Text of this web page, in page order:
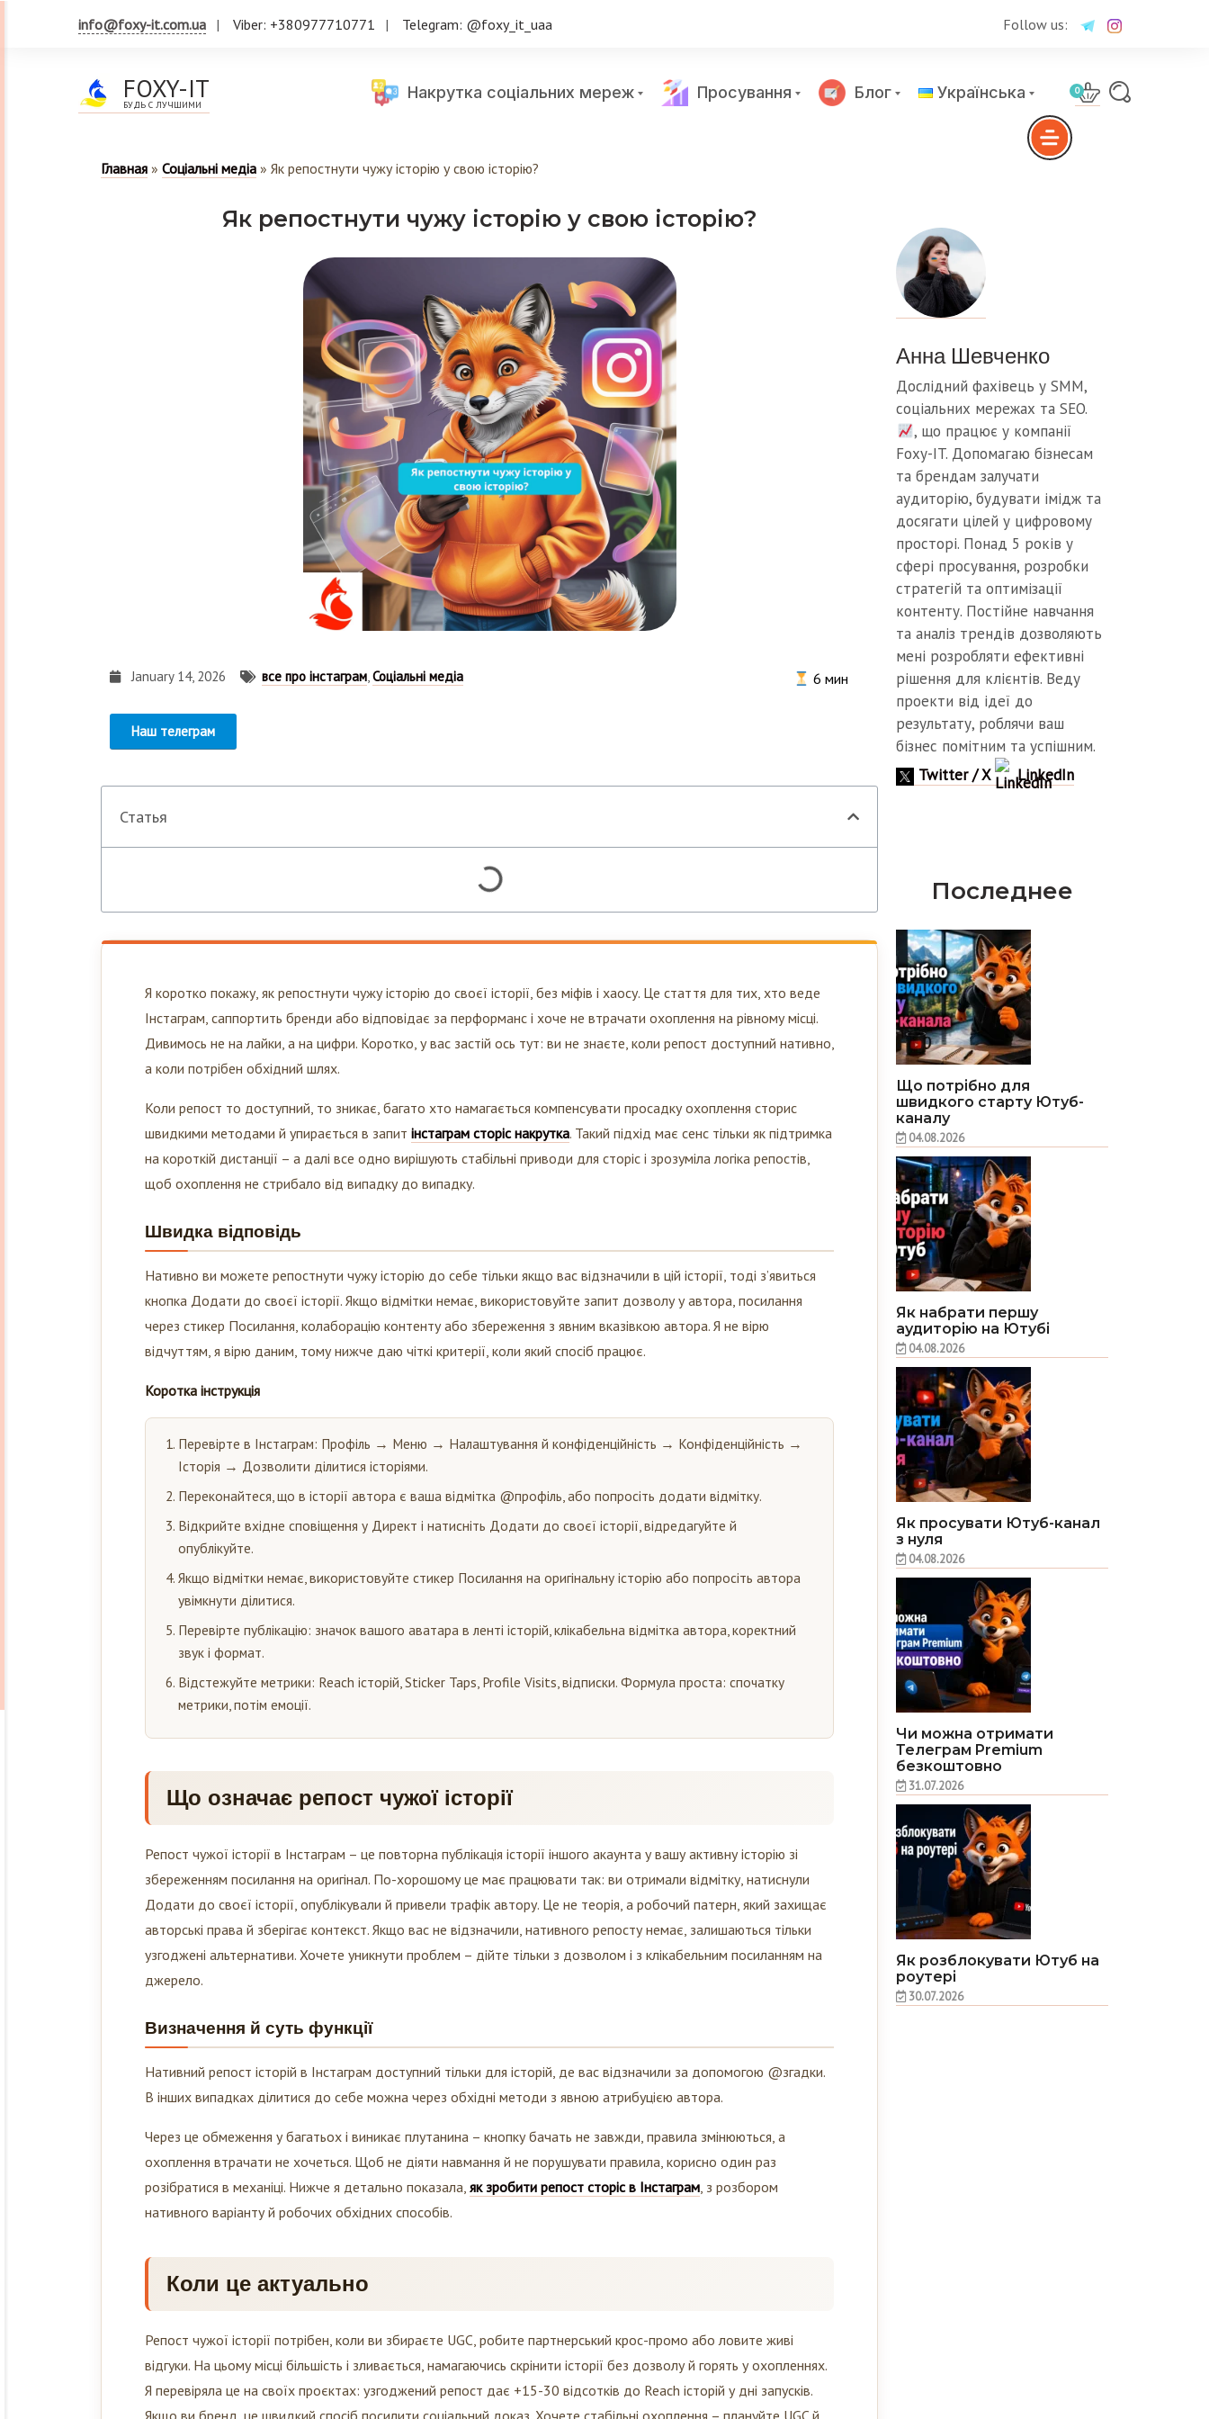
info@foxy-it.com.ua Viber: +380977710771 Telegram: @foxy_it_uaa Follow us:
FOXY-IT
БУДЬ С ЛУЧШИМИ
Накрутка соціальних мереж Просування Блог Українська 0
Главная » Соціальні медіа » Як репостнути чужу історію у свою історію?
Як репостнути чужу історію у свою історію?
January 14, 2026 все про інстаграм Соціальні медіа
Наш телеграм
6 мин
Статья
Я коротко покажу, як репостнути чужу історію до своєї історії, без міфів і хаосу. Це стаття для тих, хто веде
Інстаграм, саппортить бренди або відповідає за перформанс і хоче не втрачати охоплення на рівному місці.
Дивимось не на лайки, а на цифри. Коротко, у вас застій ось тут: ви не знаєте, коли репост доступний нативно,
а коли потрібен обхідний шлях.
Коли репост то доступний, то зникає, багато хто намагається компенсувати просадку охоплення сторис
швидкими методами й упирається в запит інстаграм сторіс накрутка . Такий підхід має сенс тільки як підтримка
на короткій дистанції – а далі все одно вирішують стабільні приводи для сторіс і зрозуміла логіка репостів,
щоб охоплення не стрибало від випадку до випадку.
Швидка відповідь
Нативно ви можете репостнути чужу історію до себе тільки якщо вас відзначили в цій історії, тоді з’явиться
кнопка Додати до своєї історії. Якщо відмітки немає, використовуйте запит дозволу у автора, посилання
через стикер Посилання, колаборацію контенту або збереження з явним вказівкою автора. Я не вірю
відчуттям, я вірю даним, тому нижче даю чіткі критерії, коли який спосіб працює.
Коротка інструкція
Перевірте в Інстаграм: Профіль → Меню → Налаштування й конфіденційність → Конфіденційність →
Історія → Дозволити ділитися історіями.
Переконайтеся, що в історії автора є ваша відмітка @профіль, або попросіть додати відмітку.
Відкрийте вхідне сповіщення у Директ і натисніть Додати до своєї історії, відредагуйте й
опублікуйте.
Якщо відмітки немає, використовуйте стикер Посилання на оригінальну історію або попросіть автора
увімкнути ділитися.
Перевірте публікацію: значок вашого аватара в ленті історій, клікабельна відмітка автора, коректний
звук і формат.
Відстежуйте метрики: Reach історій, Sticker Taps, Profile Visits, відписки. Формула проста: спочатку
метрики, потім емоції.
Що означає репост чужої історії
Репост чужої історії в Інстаграм – це повторна публікація історії іншого акаунта у вашу активну історію зі
збереженням посилання на оригінал. По-хорошому це має працювати так: ви отримали відмітку, натиснули
Додати до своєї історії, опублікували й привели трафік автору. Це не теорія, а робочий патерн, який захищає
авторські права й зберігає контекст. Якщо вас не відзначили, нативного репосту немає, залишаються тільки
узгоджені альтернативи. Хочете уникнути проблем – дійте тільки з дозволом і з клікабельним посиланням на
джерело.
Визначення й суть функції
Нативний репост історій в Інстаграм доступний тільки для історій, де вас відзначили за допомогою @згадки.
В інших випадках ділитися до себе можна через обхідні методи з явною атрибуцією автора.
Через це обмеження у багатьох і виникає плутанина – кнопку бачать не завжди, правила змінюються, а
охоплення втрачати не хочеться. Щоб не діяти навмання й не порушувати правила, корисно один раз
розібратися в механіці. Нижче я детально показала, як зробити репост сторіс в Інстаграм , з розбором
нативного варіанту й робочих обхідних способів.
Коли це актуально
Репост чужої історії потрібен, коли ви збираєте UGC, робите партнерський крос-промо або ловите живі
відгуки. На цьому місці більшість і зливається, намагаючись скрінити історії без дозволу й горять у охопленнях.
Я перевіряла це на своїх проєктах: узгоджений репост дає +15-30 відсотків до Reach історій у дні запусків.
Якщо ви бренд, це швидкий спосіб посилити соціальний доказ. Хочете стабільні охоплення – плануйте UGC й
Анна Шевченко
Дослідний фахівець у SMM,
соціальних мережах та SEO.
, що працює у компанії
Foxy-IT. Допомагаю бізнесам
та брендам залучати
аудиторію, будувати імідж та
досягати цілей у цифровому
просторі. Понад 5 років у
сфері просування, розробки
стратегій та оптимізації
контенту. Постійне навчання
та аналіз трендів дозволяють
мені розробляти ефективні
рішення для клієнтів. Веду
проекти від ідеї до
результату, роблячи ваш
бізнес помітним та успішним.
Twitter / X
LinkedIn
Последнее
Що потрібно для
швидкого старту Ютуб-
каналу
04.08.2026
Як набрати першу
аудиторію на Ютубі
04.08.2026
Як просувати Ютуб-канал
з нуля
04.08.2026
Чи можна отримати
Телеграм Premium
безкоштовно
31.07.2026
Як розблокувати Ютуб на
роутері
30.07.2026